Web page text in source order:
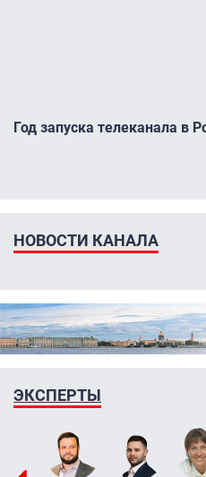
Год запуска телеканала в
НОВОСТИ КАНАЛА
ЭКСПЕРТЫ